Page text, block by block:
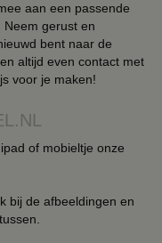
aan een passende
gerust en
bent naar de
altijd even contact met
voor je maken!
of mobieltje onze
bij de afbeeldingen en